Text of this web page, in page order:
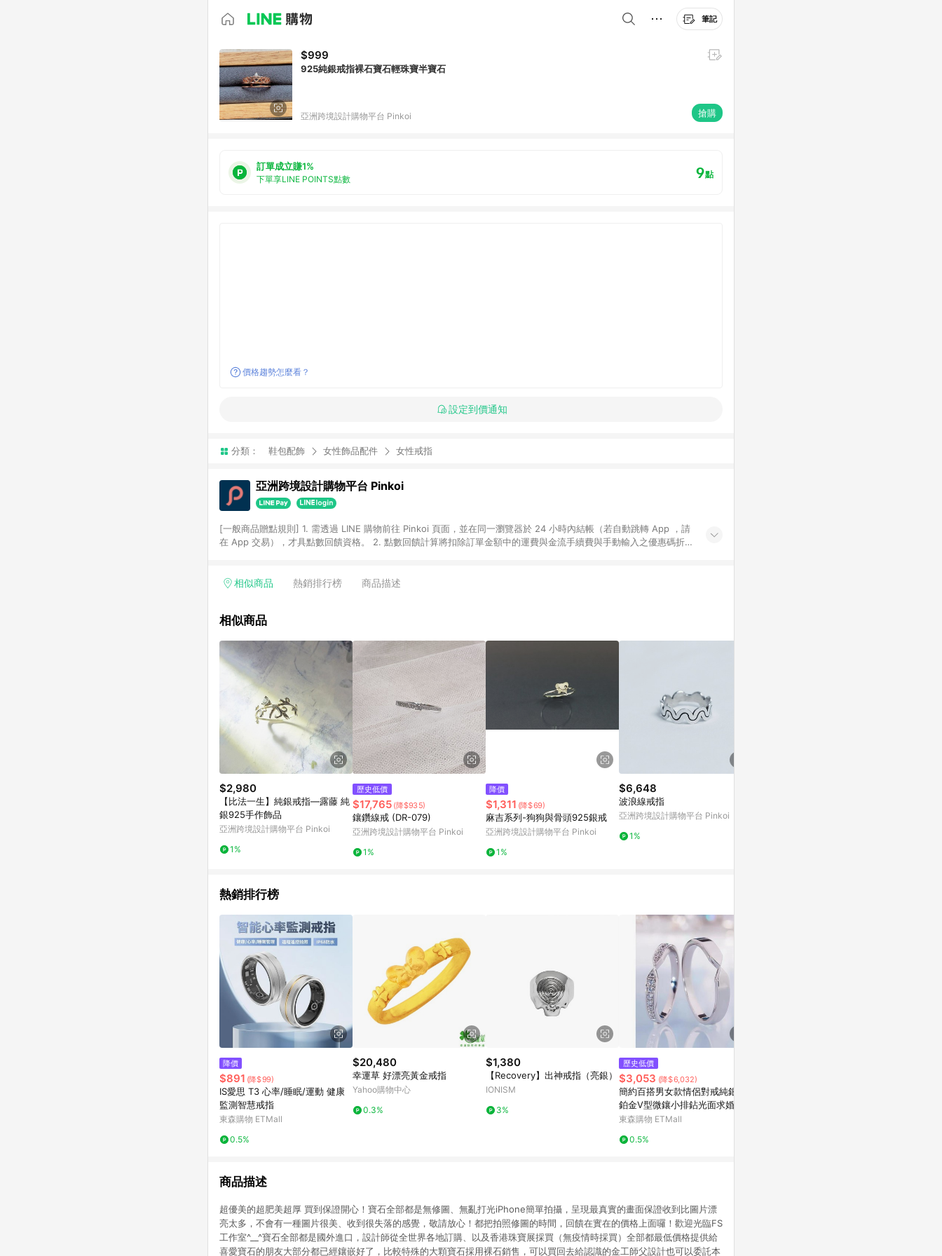
筆記
$999
925純銀戒指裸石寶石輕珠寶半寶石
亞洲跨境設計購物平台 Pinkoi 搶購
訂單成立賺1%
下單享LINE POINTS點數 9點
價格趨勢怎麼看？
設定到價通知
分類： 鞋包配飾 女性飾品配件 女性戒指
亞洲跨境設計購物平台 Pinkoi
[一般商品贈點規則] 1. 需透過 LINE 購物前往 Pinkoi 頁面，並在同一瀏覽器於 24 小時內結帳（若自動跳轉 App ，請
在 App 交易），才具點數回饋資格。 2. 點數回饋計算將扣除訂單金額中的運費與金流手續費與手動輸入之優惠碼折
格，部分退款不在此限。 6. APP 請更新至Android v4.6.0 / iOS v4.1.5 以上才具贈點資格。 7. 點數將於出貨後 45 天
使用規則請以點數紅包活動說明為準。 11. 若於 LINE 購物前往 Pinkoi 頁面後才首次下載 Pinkoi APP 並完成訂單，不
相似商品 熱銷排行榜 商品描述
相似商品
$2,980
【比法一生】純銀戒指—露藤 純
銀925手作飾品
亞洲跨境設計購物平台 Pinkoi
1%
歷史低價
$17,765 (降$935)
鑲鑽線戒 (DR-079)
亞洲跨境設計購物平台 Pinkoi
1%
降價
$1,311 (降$69)
麻吉系列-狗狗與骨頭925銀戒
亞洲跨境設計購物平台 Pinkoi
1%
$6,648
波浪線戒指
亞洲跨境設計購物平台 Pinkoi
1%
熱銷排行榜
降價
$891 (降$99)
IS愛思 T3 心率/睡眠/運動 健康
監測智慧戒指
東森購物 ETMall
0.5%
$20,480
幸運草 好漂亮黃金戒指
Yahoo購物中心
0.3%
$1,380
【Recovery】出神戒指（亮銀）
IONISM
3%
歷史低價
$3,053 (降$6,032)
簡約百搭男女款情侶對戒純銀鍍
鉑金V型微鑲小排鉆光面求婚戒
指
東森購物 ETMall
0.5%
商品描述
超優美的超肥美超厚 買到保證開心！寶石全部都是無修圖、無亂打光iPhone簡單拍攝，呈現最真實的畫面保證收到比圖片漂
亮太多，不會有一種圖片很美、收到很失落的感覺，敬請放心！都把拍照修圖的時間，回饋在實在的價格上面囉！歡迎光臨FS
工作室^__^寶石全部都是國外進口，設計師從全世界各地訂購、以及香港珠寶展採買（無疫情時採買）全部都最低價格提供給
喜愛寶石的朋友大部分都已經鑲嵌好了，比較特殊的大顆寶石採用裸石銷售，可以買回去給認識的金工師父設計也可以委託本